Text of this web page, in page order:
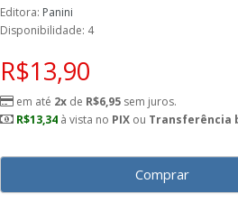
Editora: Panini
Disponibilidade: 4
R$13,90
em até 2x de R$6,95 sem juros.
R$13,34 à vista no PIX ou Transferência
Comprar